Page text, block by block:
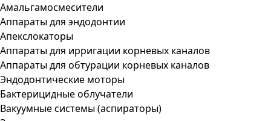
Амальгамосмесители
Аппараты для эндодонтии
Апекслокаторы
Аппараты для ирригации корневых каналов
Аппараты для обтурации корневых каналов
Эндодонтические моторы
Бактерицидные облучатели
Вакуумные системы (аспираторы)